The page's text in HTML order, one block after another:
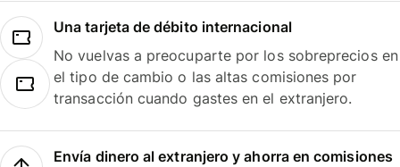
Una tarjeta de débito internacional
No vuelvas a preocuparte por los sobreprecios en
el tipo de cambio o las altas comisiones por
transacción cuando gastes en el extranjero.
Envía dinero al extranjero y ahorra en comisiones